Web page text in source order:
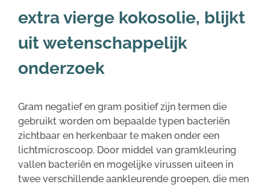
extra vierge kokosolie, blijkt
uit wetenschappelijk
onderzoek
Gram negatief en gram positief zijn termen die
gebruikt worden om bepaalde typen bacteriën
zichtbaar en herkenbaar te maken onder een
lichtmicroscoop. Door middel van gramkleuring
vallen bacteriën en mogelijke virussen uiteen in
twee verschillende aankleurende groepen, die men